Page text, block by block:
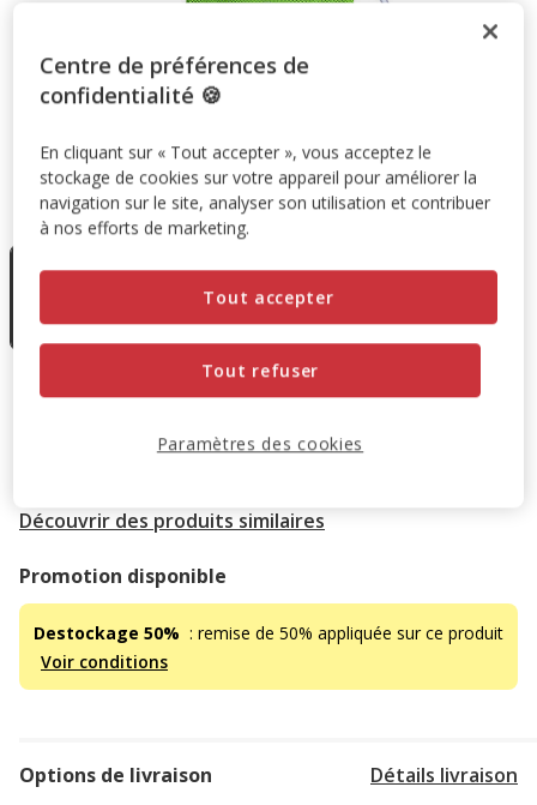
Taille:33cm
de stock
14.95€
Promotion disponible
Destockage 50% : remise de 50% appliquée sur ce produit
Voir conditions
Prix antérieur 29.90€, Vous économisez 50%, Prix final
29.90€
Découvrir des produits similaires
Options de livraison Détails livraison
Centre de préférences de
confidentialité 🍪
En cliquant sur « Tout accepter », vous acceptez le
stockage de cookies sur votre appareil pour améliorer la
navigation sur le site, analyser son utilisation et contribuer
à nos efforts de marketing.
Tout refuser
Tout accepter
Paramètres des cookies